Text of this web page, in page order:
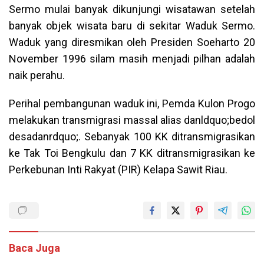
Sermo mulai banyak dikunjungi wisatawan setelah
banyak objek wisata baru di sekitar Waduk Sermo.
Waduk yang diresmikan oleh Presiden Soeharto 20
November 1996 silam masih menjadi pilhan adalah
naik perahu.
Perihal pembangunan waduk ini, Pemda Kulon Progo
melakukan transmigrasi massal alias danldquo;bedol
desadanrdquo;. Sebanyak 100 KK ditransmigrasikan
ke Tak Toi Bengkulu dan 7 KK ditransmigrasikan ke
Perkebunan Inti Rakyat (PIR) Kelapa Sawit Riau.
Baca Juga